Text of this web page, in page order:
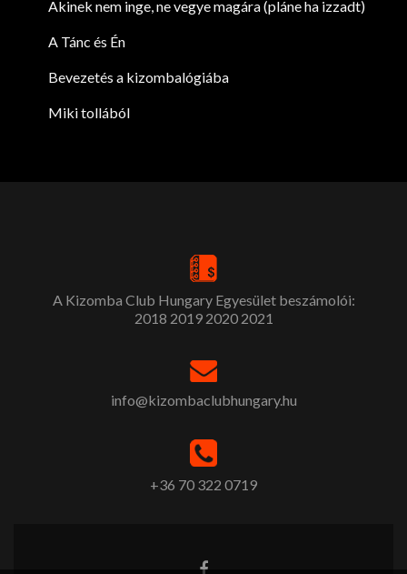
Akinek nem inge, ne vegye magára (pláne ha izzadt)
A Tánc és Én
Bevezetés a kizombalógiába
Miki tollából
A Kizomba Club Hungary Egyesület beszámolói:
2018 2019 2020 2021
info@kizombaclubhungary.hu
+36 70 322 0719